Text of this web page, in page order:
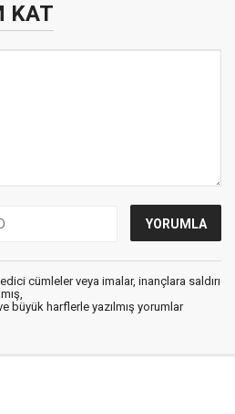
KAT
cümleler veya imalar, inançlara saldırı
büyük harflerle yazılmış yorumlar